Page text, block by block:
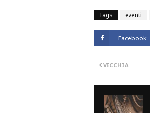
Tags eventi
Facebook
VECCHIA